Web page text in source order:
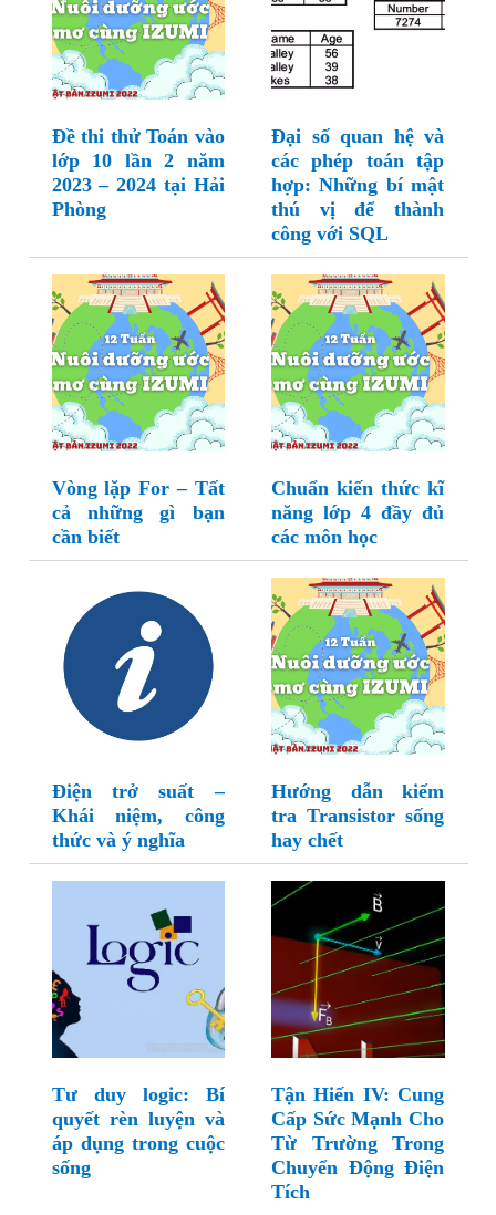
Đề thi thử Toán vào
lớp 10 lần 2 năm
2023 – 2024 tại Hải
Phòng
Đại số quan hệ và
các phép toán tập
hợp: Những bí mật
thú vị để thành
công với SQL
Vòng lặp For – Tất
cả những gì bạn
cần biết
Chuẩn kiến thức kĩ
năng lớp 4 đầy đủ
các môn học
Điện trở suất –
Khái niệm, công
thức và ý nghĩa
Hướng dẫn kiểm
tra Transistor sống
hay chết
Tư duy logic: Bí
quyết rèn luyện và
áp dụng trong cuộc
sống
Tận Hiến IV: Cung
Cấp Sức Mạnh Cho
Từ Trường Trong
Chuyển Động Điện
Tích